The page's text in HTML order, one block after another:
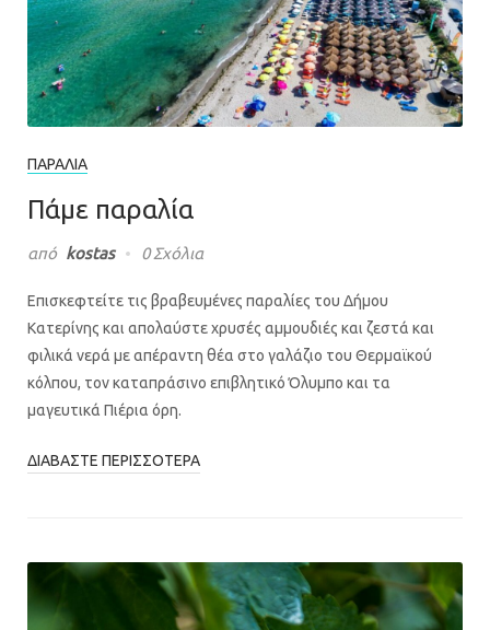
ΠΑΡΑΛΊΑ
Πάμε παραλία
από kostas 0 Σχόλια
Επισκεφτείτε τις βραβευμένες παραλίες του Δήμου
Κατερίνης και απολαύστε χρυσές αμμουδιές και ζεστά και
φιλικά νερά με απέραντη θέα στο γαλάζιο του Θερμαϊκού
κόλπου, τον καταπράσινο επιβλητικό Όλυμπο και τα
μαγευτικά Πιέρια όρη.
ΔΙΑΒΆΣΤΕ ΠΕΡΙΣΣΌΤΕΡΑ